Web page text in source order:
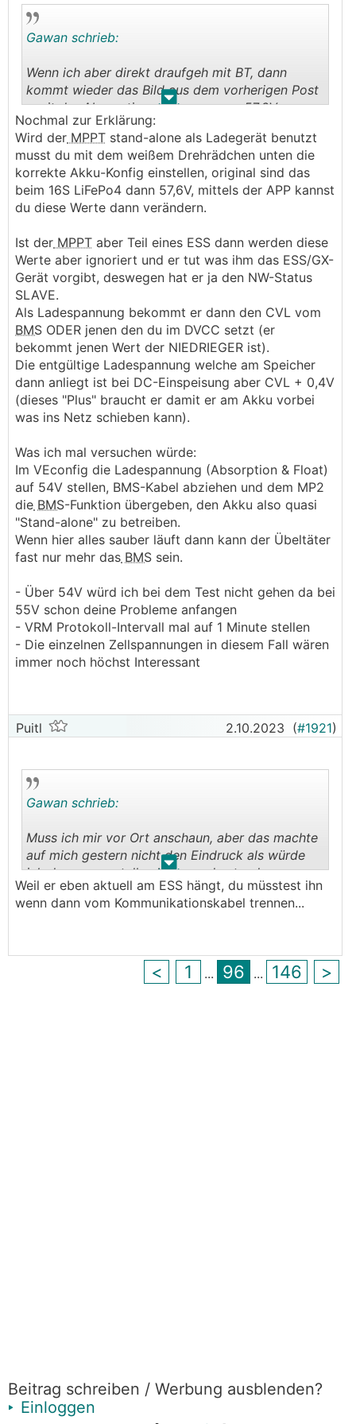
Wenn ich aber direkt draufgeh mit BT, dann
kommt wieder das Bild aus dem vorherigen Post
- mit der Absorptionsspannung von 57,6V
Konzentrieren wir uns mal auf den Speicher und
dasBMS. Der Workaround funktioniert ja mal,
───────────────
Ja, das ist leider so.
Das geht aber über meinen Willen und meine
Einsatzbereitschaft hinaus, auch wenns der
eigene Bruder ist bei dem das Ding so unrund
läuft. Ich versuch halt mit meinem beschränkten
Know-How irgendwelche offensichtlichen
Abweichungen zu erkennen und zu verhindern
dass ihm was abbrennt oder der Akku
mittelfristig den Geist aufgibt😉
DerMPPTholt sich seine Ladespannung
offensichtlich vom DVCC - wenn ich dort den
CVL zwischen 55,5 und 56 verändere, geht diese
Einstellung mit:
Wenn ich aber direkt draufgeh mit BT, dann
kommt wieder das Bild aus dem vorherigen Post
- mit der Absorptionsspannung von 57,6V
───────────────
Das ist ja soweit "ok". DerMPPThält sich also
brav an die DVCC CVL Vorgabe, seine internen
Werte werden nicht verwendet. Die musst du
noch anpassen, hat aber mit der aktuellen
Situation nichts zu tun.
. .
Gawan schrieb:
Wenn ich aber direkt draufgeh mit BT, dann
kommt wieder das Bild aus dem vorherigen Post
- mit der Absorptionsspannung von 57,6V
Nochmal zur Erklärung:
Wird der MPPT stand-alone als Ladegerät benutzt
musst du mit dem weißem Drehrädchen unten die
korrekte Akku-Konfig einstellen, original sind das
beim 16S LiFePo4 dann 57,6V, mittels der APP kannst
du diese Werte dann verändern.
Ist der MPPT aber Teil eines ESS dann werden diese
Werte aber ignoriert und er tut was ihm das ESS/GX-
Gerät vorgibt, deswegen hat er ja den NW-Status
SLAVE.
Als Ladespannung bekommt er dann den CVL vom
BMS ODER jenen den du im DVCC setzt (er
bekommt jenen Wert der NIEDRIEGER ist).
Die entgültige Ladespannung welche am Speicher
dann anliegt ist bei DC-Einspeisung aber CVL + 0,4V
(dieses "Plus" braucht er damit er am Akku vorbei
was ins Netz schieben kann).
Was ich mal versuchen würde:
Im VEconfig die Ladespannung (Absorption & Float)
auf 54V stellen, BMS-Kabel abziehen und dem MP2
die BMS-Funktion übergeben, den Akku also quasi
"Stand-alone" zu betreiben.
Wenn hier alles sauber läuft dann kann der Übeltäter
fast nur mehr das BMS sein.
- Über 54V würd ich bei dem Test nicht gehen da bei
55V schon deine Probleme anfangen
- VRM Protokoll-Intervall mal auf 1 Minute stellen
- Die einzelnen Zellspannungen in diesem Fall wären
immer noch höchst Interessant
Puitl 2.10.2023 (#1921)
. .
Gawan schrieb:
Muss ich mir vor Ort anschaun, aber das machte
auf mich gestern nicht den Eindruck als würde
ich da was verstellen können, da stand
irgendwas von "kommt vomBMS "
Weil er eben aktuell am ESS hängt, du müsstest ihn
wenn dann vom Kommunikationskabel trennen...
< 1 ... 96 ... 146 >
Beitrag schreiben / Werbung ausblenden?
Einloggen